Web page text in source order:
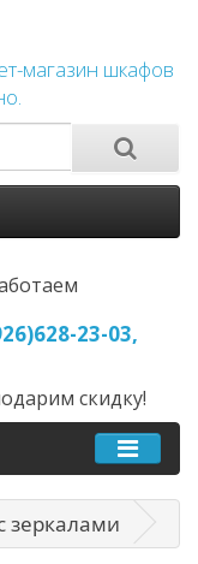
23-03,
скидку!
зеркалами